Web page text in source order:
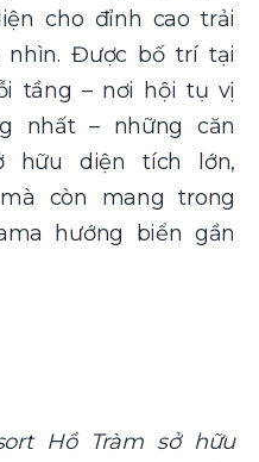
cho đỉnh cao trải
Được bố trí tại
tầng – nơi hội tụ vị
nhất – những căn
hữu diện tích lớn,
còn mang trong
hướng biển gần
Hồ Tràm sở hữu